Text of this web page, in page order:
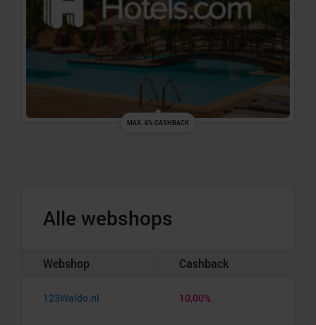
MAX. 6% CASHBACK
Alle webshops
Webshop Cashback
123Waldo.nl 10,00%